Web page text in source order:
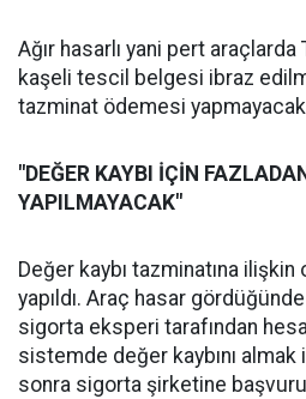
Ağır hasarlı yani pert
kaşeli tescil belgesi ibraz
tazminat ödemesi
"DEĞER KAYBI İÇİN
YAPILMAYACAK"
Değer kaybı tazminatına
yapıldı. Araç hasar
sigorta eksperi tarafından
sistemde değer kaybını almak
sonra sigorta şirketine